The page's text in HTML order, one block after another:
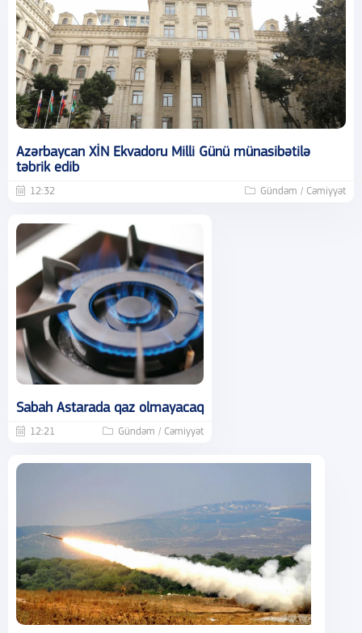
Azərbaycan XİN Ekvadoru Milli Günü münasibətilə
təbrik edib
12:32 Gündəm / Cəmiyyət
Sabah Astarada qaz olmayacaq
12:21 Gündəm / Cəmiyyət